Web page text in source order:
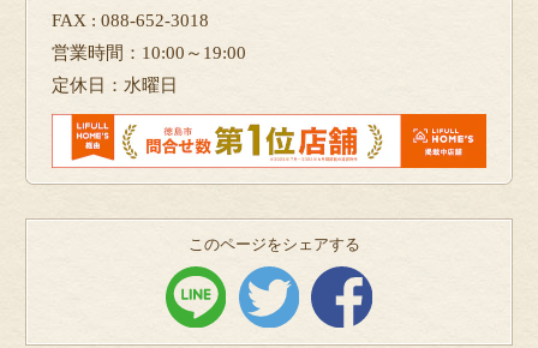
FAX : 088-652-3018
営業時間：10:00～19:00
定休日：水曜日
このページをシェアする